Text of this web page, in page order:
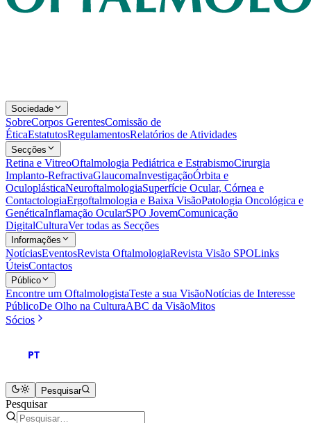
Sociedade
SobreCorpos GerentesComissão de
ÉticaEstatutosRegulamentosRelatórios de Atividades
Secções
Retina e VitreoOftalmologia Pediátrica e EstrabismoCirurgia
Implanto-RefractivaGlaucomaInvestigaçãoÓrbita e
OculoplásticaNeuroftalmologiaSuperfície Ocular, Córnea e
ContactologiaErgoftalmologia e Baixa VisãoPatologia Oncológica e
GenéticaInflamação OcularSPO JovemComunicação
DigitalCulturaVer todas as Secções
Informações
NotíciasEventosRevista OftalmologiaRevista Visão SPOLinks
ÚteisContactos
Público
Encontre um OftalmologistaTeste a sua VisãoNotícias de Interesse
PúblicoDe Olho na CulturaABC da VisãoMitos
Sócios
PT
Pesquisar
Pesquisar